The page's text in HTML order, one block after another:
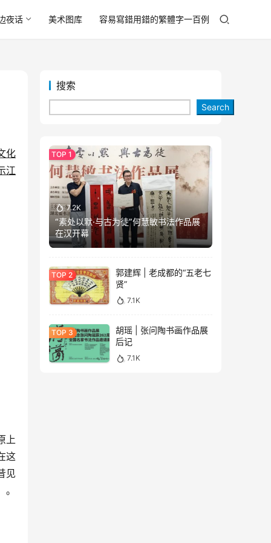
夜话 美术图库 容易寫錯用錯的繁體字一百例
化
江
上
这
见
搜索
Search
7.2K
“素处以默·与古为徒”何慧敏书法作品展
在汉开幕
郭建辉 | 老成都的“五老七
贤”
7.1K
胡瑶 | 张问陶书画作品展
后记
7.1K